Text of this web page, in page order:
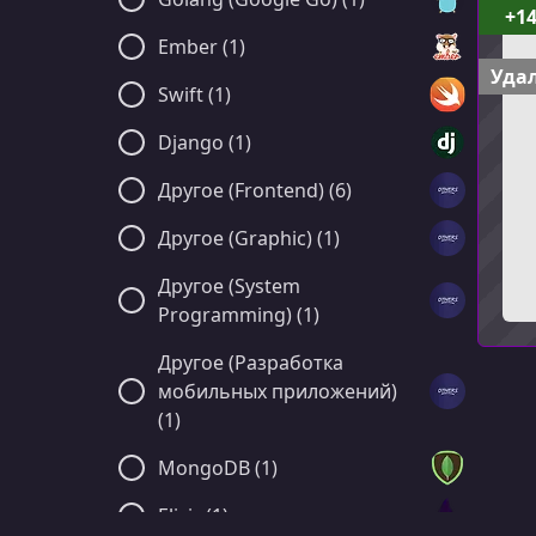
Ember (1)
Swift (1)
Django (1)
Другое (Frontend) (6)
Другое (Graphic) (1)
Другое (System
Programming) (1)
Другое (Разработка
мобильных приложений)
(1)
MongoDB (1)
Elixir (1)
+14